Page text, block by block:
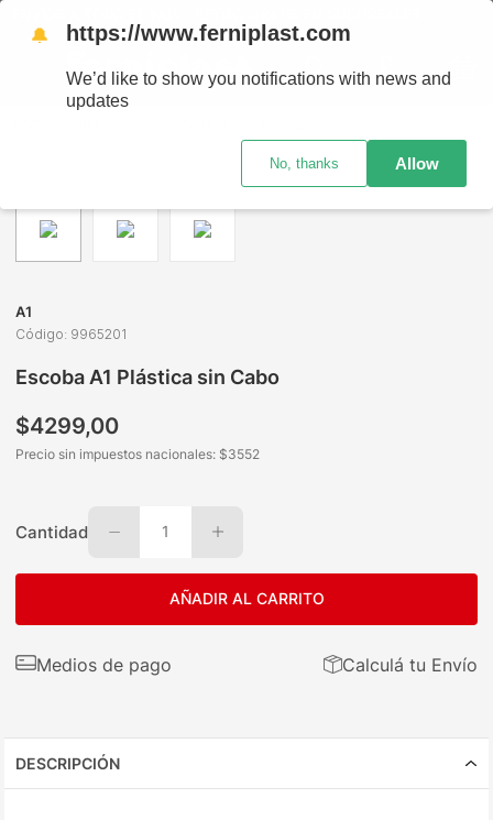
A1
Código: 9965201
Escoba A1 Plástica sin Cabo
$4299,00
Precio sin impuestos nacionales: $3552
Cantidad 1
AÑADIR AL CARRITO
Medios de pago Calculá tu Envío
DESCRIPCIÓN
🔔 https://www.ferniplast.com
We’d like to show you notifications with news and
updates
No, thanks Allow